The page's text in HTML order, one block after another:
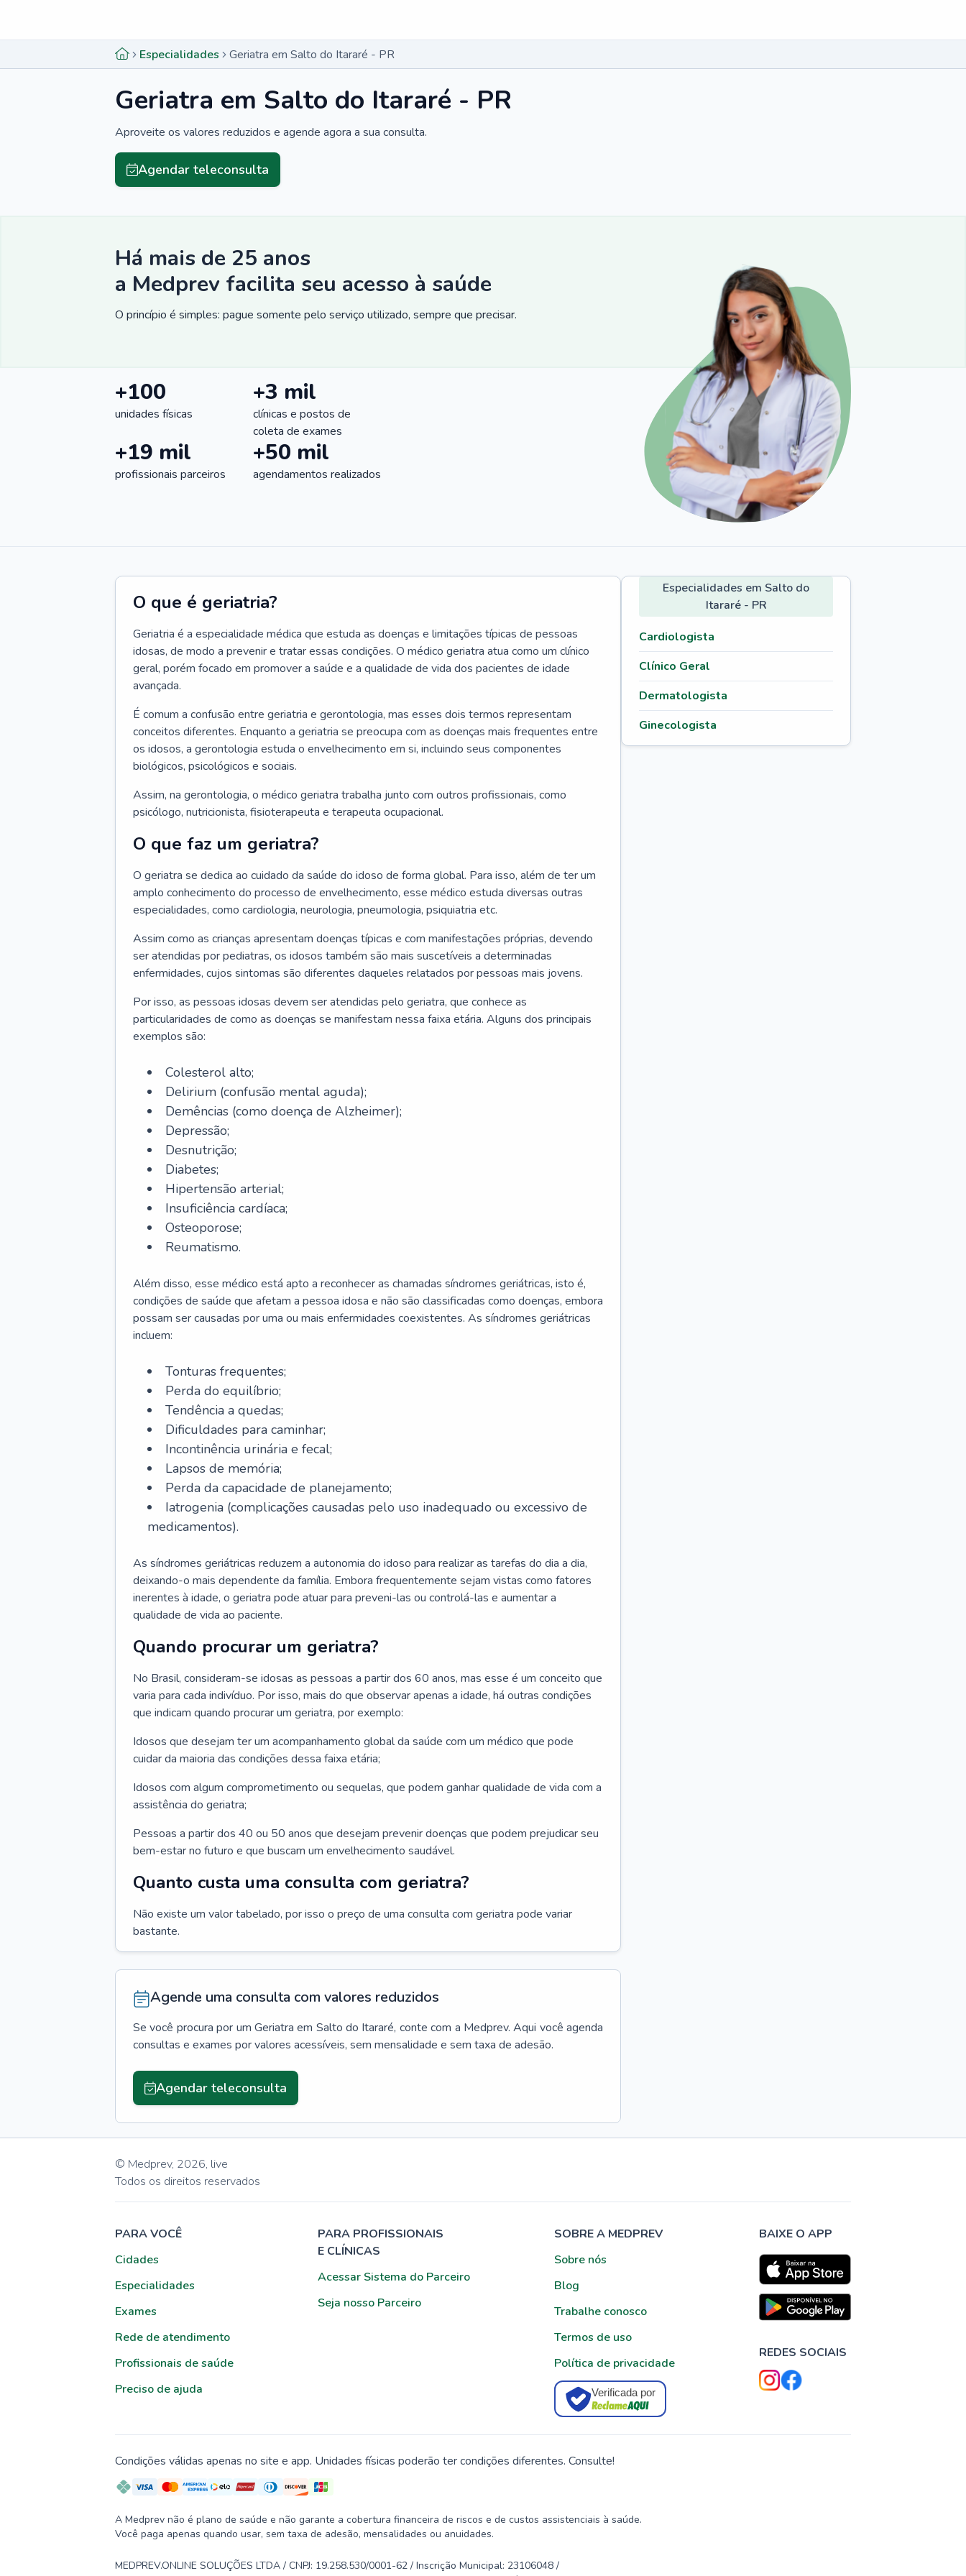
Especialidades Geriatra em Salto do Itararé - PR
Geriatra em Salto do Itararé - PR
Aproveite os valores reduzidos e agende agora a sua consulta.
Agendar teleconsulta
Há mais de 25 anos
a Medprev facilita seu acesso à saúde
O princípio é simples: pague somente pelo serviço utilizado, sempre que precisar.
+100
unidades físicas
+3 mil
clínicas e postos de
coleta de exames
+19 mil
profissionais parceiros
+50 mil
agendamentos realizados
O que é geriatria?
Geriatria é a especialidade médica que estuda as doenças e limitações típicas de pessoas
idosas, de modo a prevenir e tratar essas condições. O médico geriatra atua como um clínico
geral, porém focado em promover a saúde e a qualidade de vida dos pacientes de idade
avançada.
É comum a confusão entre geriatria e gerontologia, mas esses dois termos representam
conceitos diferentes. Enquanto a geriatria se preocupa com as doenças mais frequentes entre
os idosos, a gerontologia estuda o envelhecimento em si, incluindo seus componentes
biológicos, psicológicos e sociais.
Assim, na gerontologia, o médico geriatra trabalha junto com outros profissionais, como
psicólogo, nutricionista, fisioterapeuta e terapeuta ocupacional.
O que faz um geriatra?
O geriatra se dedica ao cuidado da saúde do idoso de forma global. Para isso, além de ter um
amplo conhecimento do processo de envelhecimento, esse médico estuda diversas outras
especialidades, como cardiologia, neurologia, pneumologia, psiquiatria etc.
Assim como as crianças apresentam doenças típicas e com manifestações próprias, devendo
ser atendidas por pediatras, os idosos também são mais suscetíveis a determinadas
enfermidades, cujos sintomas são diferentes daqueles relatados por pessoas mais jovens.
Por isso, as pessoas idosas devem ser atendidas pelo geriatra, que conhece as
particularidades de como as doenças se manifestam nessa faixa etária. Alguns dos principais
exemplos são:
Colesterol alto;
Delirium (confusão mental aguda);
Demências (como doença de Alzheimer);
Depressão;
Desnutrição;
Diabetes;
Hipertensão arterial;
Insuficiência cardíaca;
Osteoporose;
Reumatismo.
Além disso, esse médico está apto a reconhecer as chamadas síndromes geriátricas, isto é,
condições de saúde que afetam a pessoa idosa e não são classificadas como doenças, embora
possam ser causadas por uma ou mais enfermidades coexistentes. As síndromes geriátricas
incluem:
Tonturas frequentes;
Perda do equilíbrio;
Tendência a quedas;
Dificuldades para caminhar;
Incontinência urinária e fecal;
Lapsos de memória;
Perda da capacidade de planejamento;
Iatrogenia (complicações causadas pelo uso inadequado ou excessivo de
medicamentos).
As síndromes geriátricas reduzem a autonomia do idoso para realizar as tarefas do dia a dia,
deixando-o mais dependente da família. Embora frequentemente sejam vistas como fatores
inerentes à idade, o geriatra pode atuar para preveni-las ou controlá-las e aumentar a
qualidade de vida ao paciente.
Quando procurar um geriatra?
No Brasil, consideram-se idosas as pessoas a partir dos 60 anos, mas esse é um conceito que
varia para cada indivíduo. Por isso, mais do que observar apenas a idade, há outras condições
que indicam quando procurar um geriatra, por exemplo:
Idosos que desejam ter um acompanhamento global da saúde com um médico que pode
cuidar da maioria das condições dessa faixa etária;
Idosos com algum comprometimento ou sequelas, que podem ganhar qualidade de vida com a
assistência do geriatra;
Pessoas a partir dos 40 ou 50 anos que desejam prevenir doenças que podem prejudicar seu
bem-estar no futuro e que buscam um envelhecimento saudável.
Quanto custa uma consulta com geriatra?
Não existe um valor tabelado, por isso o preço de uma consulta com geriatra pode variar
bastante.
Agende uma consulta com valores reduzidos
Se você procura por um Geriatra em Salto do Itararé, conte com a Medprev. Aqui você agenda
consultas e exames por valores acessíveis, sem mensalidade e sem taxa de adesão.
Agendar teleconsulta
Especialidades em Salto do
Itararé - PR
Cardiologista
Clínico Geral
Dermatologista
Ginecologista
© Medprev, 2026, live
Todos os direitos reservados
PARA VOCÊ
Cidades
Especialidades
Exames
Rede de atendimento
Profissionais de saúde
Preciso de ajuda
PARA PROFISSIONAIS
E CLÍNICAS
Acessar Sistema do Parceiro
Seja nosso Parceiro
SOBRE A MEDPREV
Sobre nós
Blog
Trabalhe conosco
Termos de uso
Política de privacidade
Verificada por
BAIXE O APP
REDES SOCIAIS
Condições válidas apenas no site e app. Unidades físicas poderão ter condições diferentes. Consulte!
A Medprev não é plano de saúde e não garante a cobertura financeira de riscos e de custos assistenciais à saúde.
Você paga apenas quando usar, sem taxa de adesão, mensalidades ou anuidades.
MEDPREV.ONLINE SOLUÇÕES LTDA / CNPJ: 19.258.530/0001-62 / Inscrição Municipal: 23106048 /